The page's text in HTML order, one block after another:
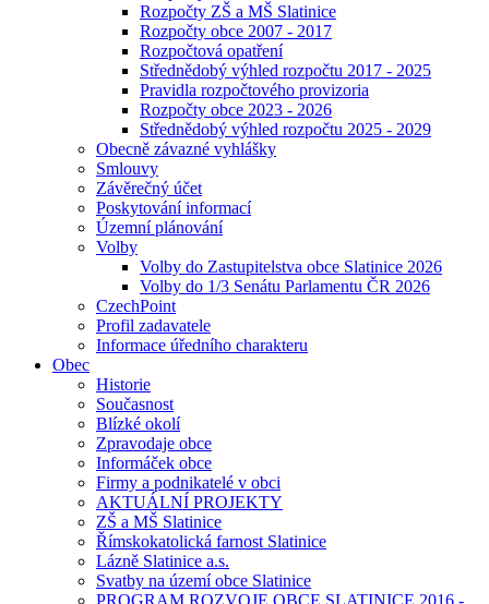
Rozpočty ZŠ a MŠ Slatinice
Rozpočty obce 2007 - 2017
Rozpočtová opatření
Střednědobý výhled rozpočtu 2017 - 2025
Pravidla rozpočtového provizoria
Rozpočty obce 2023 - 2026
Střednědobý výhled rozpočtu 2025 - 2029
Obecně závazné vyhlášky
Smlouvy
Závěrečný účet
Poskytování informací
Územní plánování
Volby
Volby do Zastupitelstva obce Slatinice 2026
Volby do 1/3 Senátu Parlamentu ČR 2026
CzechPoint
Profil zadavatele
Informace úředního charakteru
Obec
Historie
Současnost
Blízké okolí
Zpravodaje obce
Informáček obce
Firmy a podnikatelé v obci
AKTUÁLNÍ PROJEKTY
ZŠ a MŠ Slatinice
Římskokatolická farnost Slatinice
Lázně Slatinice a.s.
Svatby na území obce Slatinice
PROGRAM ROZVOJE OBCE SLATINICE 2016 -